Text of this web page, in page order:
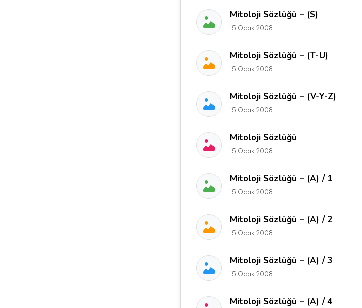
Mitoloji Sözlüğü – (S)
15 Ocak 2008
Mitoloji Sözlüğü – (T-U)
15 Ocak 2008
Mitoloji Sözlüğü – (V-Y-Z)
15 Ocak 2008
Mitoloji Sözlüğü
15 Ocak 2008
Mitoloji Sözlüğü – (A) / 1
15 Ocak 2008
Mitoloji Sözlüğü – (A) / 2
15 Ocak 2008
Mitoloji Sözlüğü – (A) / 3
15 Ocak 2008
Mitoloji Sözlüğü – (A) / 4